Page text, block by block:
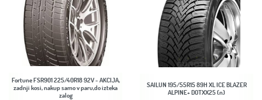
Fortune FSR901 225/40R18 92V - AKCIJA,
zadnji kosi, nakup samo v paru,do izteka
zalog
SAILUN 195/55R15 89H XL ICE BLAZER
ALPINE+ DOTXX25 (n)